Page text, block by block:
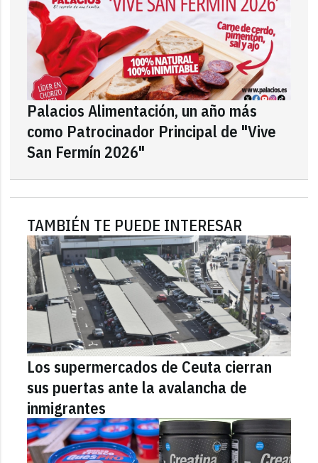
Palacios Alimentación, un año más
como Patrocinador Principal de "Vive
San Fermín 2026"
TAMBIÉN TE PUEDE INTERESAR
Los supermercados de Ceuta cierran
sus puertas ante la avalancha de
inmigrantes